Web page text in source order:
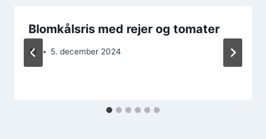
Blomkålsris med rejer og tomater
Af 5. december 2024